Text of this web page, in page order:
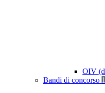
OIV
Bandi di concorso 1